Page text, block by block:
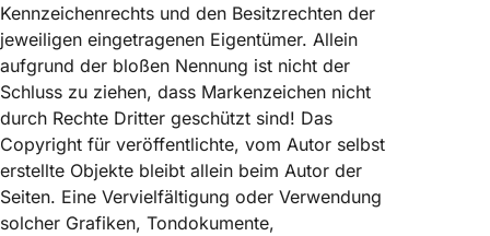
Kennzeichenrechts und den Besitzrechten der
jeweiligen eingetragenen Eigentümer. Allein
aufgrund der bloßen Nennung ist nicht der
Schluss zu ziehen, dass Markenzeichen nicht
durch Rechte Dritter geschützt sind! Das
Copyright für veröffentlichte, vom Autor selbst
erstellte Objekte bleibt allein beim Autor der
Seiten. Eine Vervielfältigung oder Verwendung
solcher Grafiken, Tondokumente,